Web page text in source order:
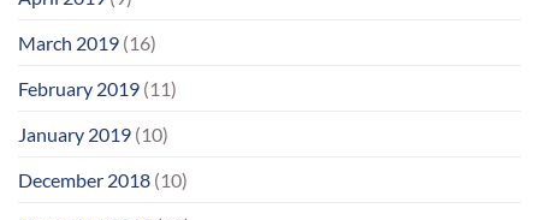
March 2019 (16)
February 2019 (11)
January 2019 (10)
December 2018 (10)